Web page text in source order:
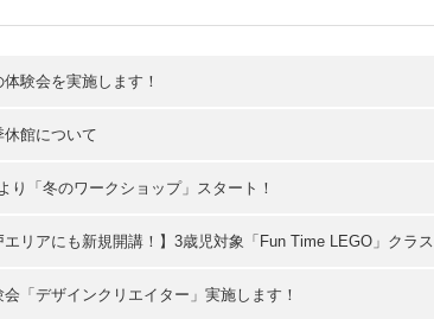
験会を実施します！
館について
り「冬のワークショップ」スタート！
エリアにも新規開講！】3歳児対象「Fun Time LEGO」クラス
「デザインクリエイター」実施します！